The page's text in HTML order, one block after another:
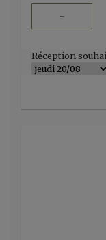
-
Réception